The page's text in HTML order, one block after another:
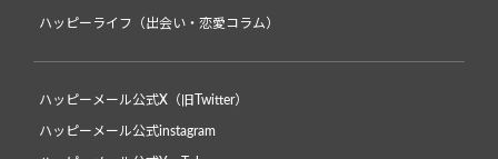
ハッピーライフ（出会い・恋愛コラム）
ハッピーメール公式X（旧Twitter）
ハッピーメール公式instagram